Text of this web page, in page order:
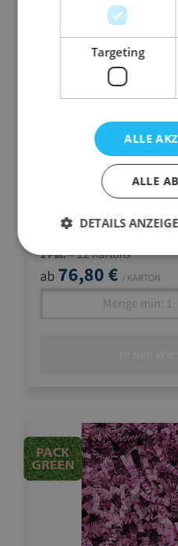
SIZZLE PAK
staubfrei
76,80 €
6
1 Pal.= 12 Kartons
ab 76,80 € / KARTON
Targeting
ALLE
ALLE
DETAILS